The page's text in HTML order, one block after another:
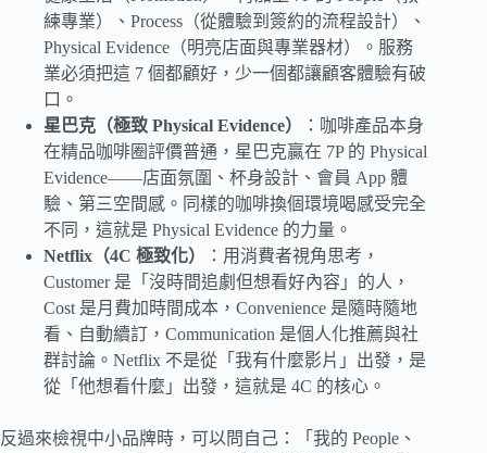
練專業）、Process（從體驗到簽約的流程設計）、
Physical Evidence（明亮店面與專業器材）。服務
業必須把這 7 個都顧好，少一個都讓顧客體驗有破
口。
星巴克（極致 Physical Evidence）
：咖啡產品本身
在精品咖啡圈評價普通，星巴克贏在 7P 的 Physical
Evidence——店面氛圍、杯身設計、會員 App 體
驗、第三空間感。同樣的咖啡換個環境喝感受完全
不同，這就是 Physical Evidence 的力量。
Netflix（4C 極致化）
：用消費者視角思考，
Customer 是「沒時間追劇但想看好內容」的人，
Cost 是月費加時間成本，Convenience 是隨時隨地
看、自動續訂，Communication 是個人化推薦與社
群討論。Netflix 不是從「我有什麼影片」出發，是
從「他想看什麼」出發，這就是 4C 的核心。
反過來檢視中小品牌時，可以問自己：「我的 People、